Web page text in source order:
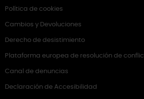
Política de cookies
Cambios y Devoluciones
Derecho de desistimiento
Plataforma europea de resolución de
Canal de denuncias
Declaración de Accesibilidad